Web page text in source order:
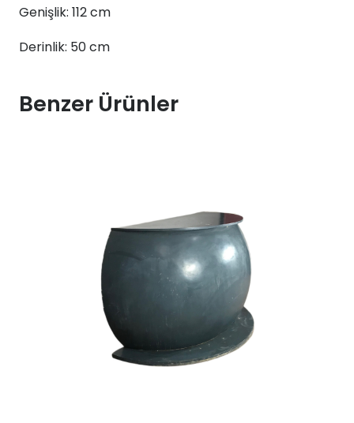
Genişlik: 112 cm
Derinlik: 50 cm
Benzer Ürünler